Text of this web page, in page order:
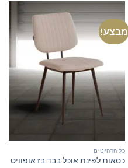
מבצע!
כל הרהיטים
כסאות לפינת אוכל בבד בז אופוויט